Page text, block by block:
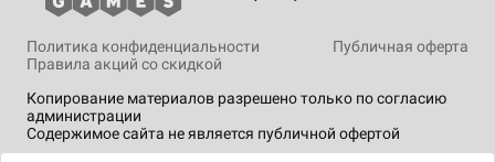
Копирование материалов разрешено только по согласию
администрации
Содержимое сайта не является публичной офертой
Политика конфиденциальности
Публичная оферта
Правила акций со скидкой